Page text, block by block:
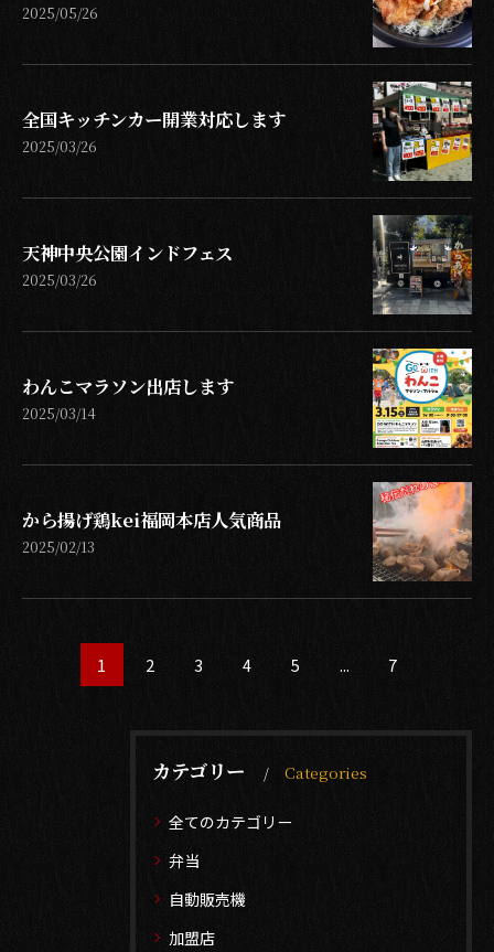
2025/05/26
全国キッチンカー開業対応します
2025/03/26
天神中央公園インドフェス
2025/03/26
わんこマラソン出店します
2025/03/14
から揚げ鶏kei福岡本店人気商品
2025/02/13
1 2 3 4 5 ... 7
カテゴリー Categories
全てのカテゴリー
弁当
自動販売機
加盟店